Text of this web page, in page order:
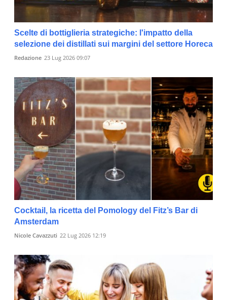
Scelte di bottiglieria strategiche: l'impatto della
selezione dei distillati sui margini del settore Horeca
Redazione 23 Lug 2026 09:07
Cocktail, la ricetta del Pomology del Fitz’s Bar di
Amsterdam
Nicole Cavazzuti 22 Lug 2026 12:19